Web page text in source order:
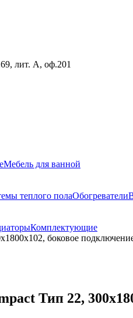
лит. А, оф.201
Мебель для ванной
теплого полаОбогреватели
Комплектующие
боковое
Тип 22,